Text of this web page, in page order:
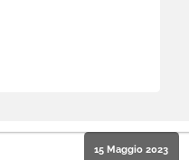
15 Maggio 2023